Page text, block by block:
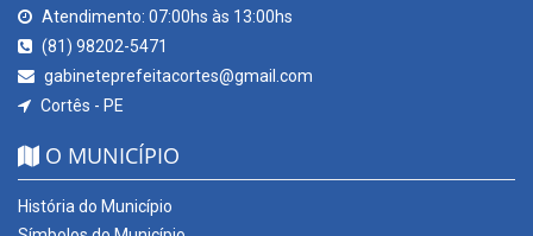
Atendimento: 07:00hs às 13:00hs
(81) 98202-5471
gabineteprefeitacortes@gmail.com
Cortês - PE
O MUNICÍPIO
História do Município